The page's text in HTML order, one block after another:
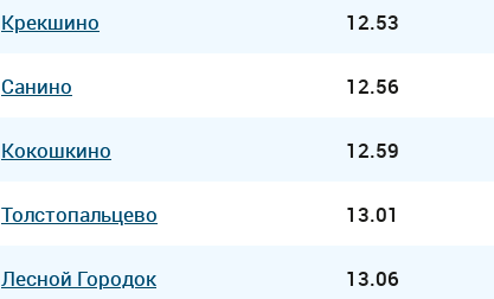
Крекшино 12.53
Санино 12.56
Кокошкино 12.59
Толстопальцево 13.01
Лесной Городок 13.06